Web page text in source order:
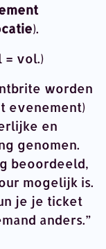
).
= vol.)
worden
evenement)
en
genomen.
beoordeeld,
mogelijk is.
je je ticket
anders.”